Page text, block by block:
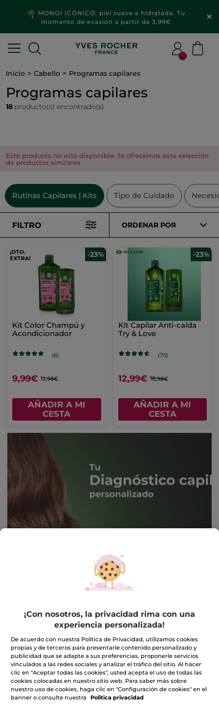
MONOI ICÓNICO: piel suave e hidratada. Tu
momento de evasión a partir de 3,99€
Inicio Cabello Programas capilares
Programas capilares
18 producto(s) encontrado(s)
Este producto no está disponible. Te ofrecemos esta selección
de productos similares
Rutinas Capilares | Kits Tipo de Cuidado
FILTRO ORDENAR POR
-23%
Kit Color Champú y
Acondicionador
(6)
9,99€ 12,98€
AÑADIR A MI
CESTA
-23%
Kit Capilar Anti-caída
Try & Love
(75)
12,99€ 16,98€
AÑADIR A MI
CESTA
-17%
Kit Dúo Color - 2
teñido
(3)
9,99€ 11,98€
Kit Dúo Champús
(4)
9,99€ 11,98€
¡Con nosotros, la privacidad rima con una
experiencia personalizada!
De acuerdo con nuestra Política de Privacidad, utilizamos cookies
propias y de terceros para presentarle contenido personalizado y
publicidad que se adapte a sus preferencias, proponerle servicios
vinculados a las redes sociales y analizar el tráfico del sitio. Al hacer
clic en "Aceptar todas las cookies", usted acepta el uso de todas las
cookies colocadas en nuestro sitio web. Para saber más sobre
nuestro uso de cookies, haga clic en "Configuración de cookies" en el
banner o consulte nuestra
Politica privacidad